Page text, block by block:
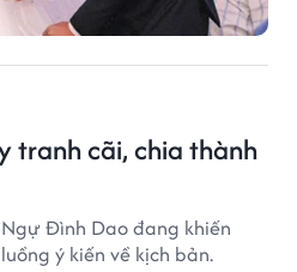
tranh cãi, chia thành
Đình Dao đang khiến
ý kiến về kịch bản.